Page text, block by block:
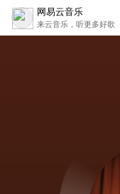
网易云音乐
来云音乐，听更多好歌